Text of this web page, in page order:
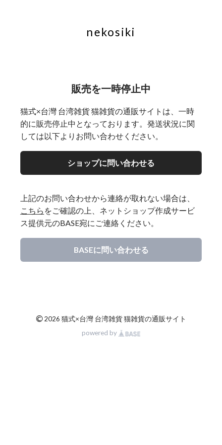
nekosiki
販売を一時停止中
猫式×台灣 台湾雑貨 猫雑貨の通販サイトは、一時
的に販売停止中となっております。発送状況に関
しては以下よりお問い合わせください。
ショップに問い合わせる
上記のお問い合わせから連絡が取れない場合は、
こちら をご確認の上、ネットショップ作成サービ
ス提供元のBASE宛にご連絡ください。
BASEに問い合わせる
© 2026 猫式×台灣 台湾雑貨 猫雑貨の通販サイト
powered by